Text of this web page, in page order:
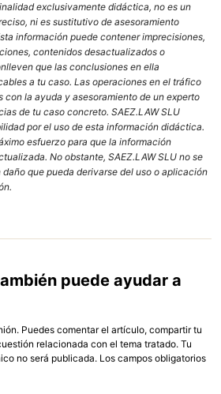
exclusivamente didáctica, no es un
ni es sustitutivo de asesoramiento
información puede contener imprecisiones,
contenidos desactualizados o
que las conclusiones en ella
a tu caso. Las operaciones en el tráfico
con la ayuda y asesoramiento de un experto
de tu caso concreto. SAEZ.LAW SLU
por el uso de esta información didáctica.
esfuerzo para que la información
No obstante, SAEZ.LAW SLU no se
que pueda derivarse del uso o aplicación
puede ayudar a
Puedes comentar el artículo, compartir tu
relacionada con el tema tratado. Tu
no será publicada. Los campos obligatorios